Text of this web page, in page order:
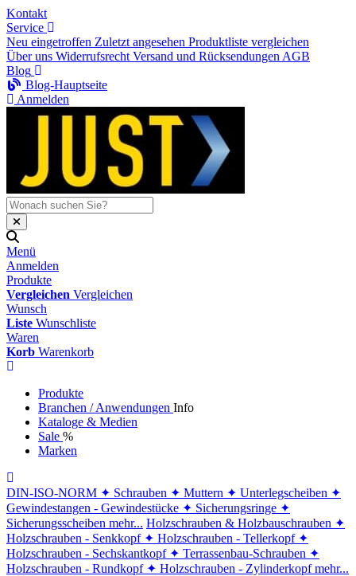
Kontakt
Service
Neu eingetroffen Zuletzt angesehen Produktliste vergleichen
Über uns Widerrufsrecht Versand und Rücksendungen AGB
Blog
Blog-Hauptseite
Anmelden
Menü
Anmelden
Produkte
Vergleichen Vergleichen
Wunsch
Liste Wunschliste
Waren
Korb Warenkorb
Produkte
Branchen / Anwendungen Info
Kataloge & Medien
Sale %
Marken
DIN-ISO-NORM ✦ Schrauben ✦ Muttern ✦ Unterlegscheiben ✦
Gewindestangen - Gewindestücke ✦ Sicherungsringe ✦
Sicherungsscheiben mehr... Holzschrauben & Holzbauschrauben ✦
Holzschrauben - Senkkopf ✦ Holzschrauben - Tellerkopf ✦
Holzschrauben - Sechskantkopf ✦ Terrassenbau-Schrauben ✦
Holzschrauben - Rundkopf ✦ Holzschrauben - Zylinderkopf mehr...